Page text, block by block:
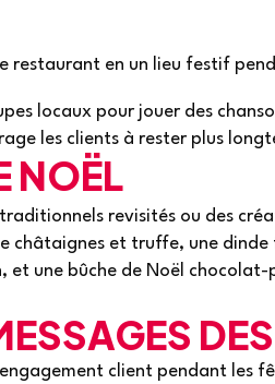
restaurant en un lieu festif
locaux pour jouer des
les clients à rester plus
NOËL
revisités ou des
châtaignes et truffe, une
et une bûche de Noël
client pendant les